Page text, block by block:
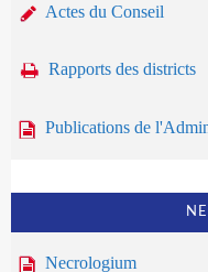
Actes du Conseil
Rapports des districts
Publications de
Necrologium